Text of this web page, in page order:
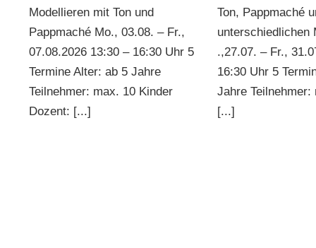
Modellieren mit Ton und
Pappmaché Mo., 03.08. – Fr.,
07.08.2026 13:30 – 16:30 Uhr 5
Termine Alter: ab 5 Jahre
Teilnehmer: max. 10 Kinder
Dozent: [...]
Ton, Pappmaché
unterschiedlichen
.,27.07. – Fr.,
16:30 Uhr 5
Jahre
[...]